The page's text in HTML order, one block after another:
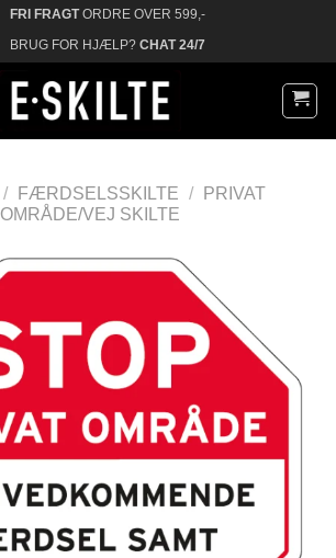
FRI FRAGTORDRE OVER 599,-
BRUG FOR HJÆLP? CHAT 24/7
/ FÆRDSELSSKILTE /
PRIVAT
OMRÅDE/VEJ SKILTE